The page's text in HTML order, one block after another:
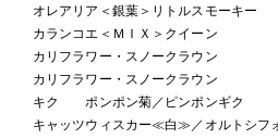
オレアリア＜銀葉＞リトルスモーキー
カランコエ＜ＭＩＸ＞クイーン
カリフラワー・スノークラウン
カリフラワー・スノークラウン
キク ポンポン菊／ピンポンギク
キャッツウィスカー≪白≫／オルトシフ